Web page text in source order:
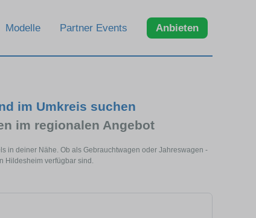
Modelle Partner Events Anbieten
im Umkreis suchen
im regionalen Angebot
in deiner Nähe. Ob als Gebrauchtwagen oder Jahreswagen -
Hildesheim verfügbar sind.